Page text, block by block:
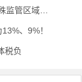
管问题的公告）
、9%！
税负